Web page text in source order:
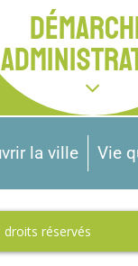
la ville Vie
réservés